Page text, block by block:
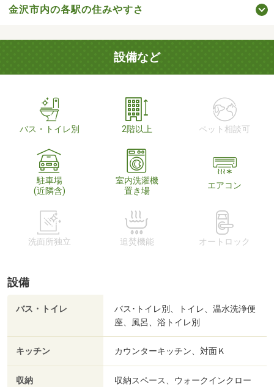
金沢市内の各駅の住みやすさ
設備など
バス・トイレ別 2階以上 ペット相談可
駐車場
(近隣含)
室内洗濯機
置き場
エアコン
洗面所独立 追焚機能 オートロック
設備
バス・トイレ
バス･トイレ別、トイレ、温水洗浄便
座、風呂、浴トイレ別
キッチン カウンターキッチン、対面Ｋ
収納
収納スペース、ウォークインクロー